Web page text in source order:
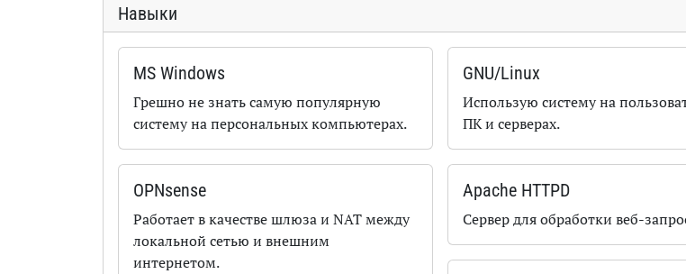
Навыки
MS Windows
Грешно не знать самую популярную
систему на персональных компьютерах.
GNU/Linux
Использую систему на
ПК и серверах.
OPNsense
Работает в качестве шлюза и NAT между
локальной сетью и внешним
интернетом.
Apache HTTPD
Сервер для обработки веб-